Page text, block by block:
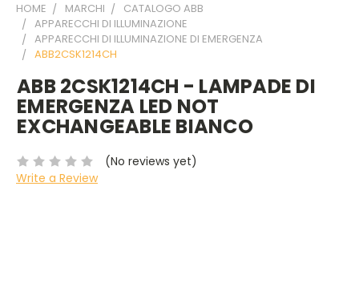
HOME MARCHI
CATALOGO ABB
APPARECCHI DI ILLUMINAZIONE
APPARECCHI DI ILLUMINAZIONE DI EMERGENZA
ABB2CSK1214CH
ABB 2CSK1214CH - LAMPADE DI
EMERGENZA LED NOT
EXCHANGEABLE BIANCO
(No reviews yet)
Write a Review